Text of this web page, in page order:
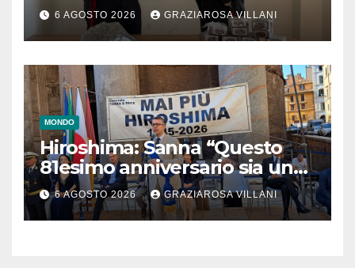
6 AGOSTO 2026 GRAZIAROSA VILLANI
MONDO
Hiroshima: Sanna “Questo
81esimo anniversario sia un
monito per tutti”
6 AGOSTO 2026 GRAZIAROSA VILLANI